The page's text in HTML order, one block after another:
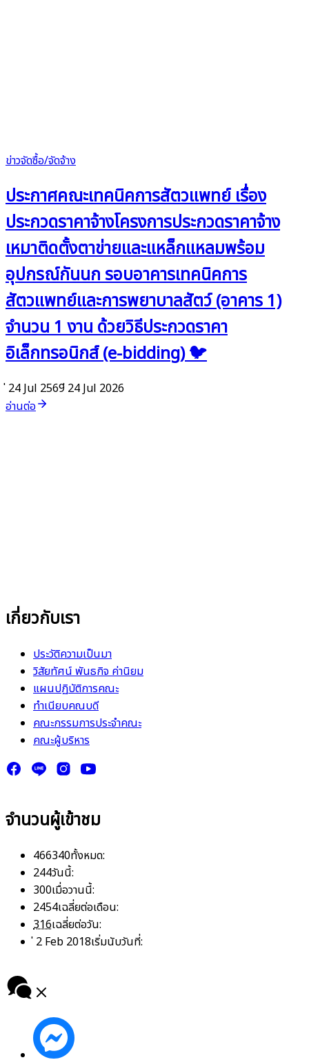
ข่าวจัดซื้อ/จัดจ้าง
ประกาศคณะเทคนิคการสัตวแพทย์ เรื่อง
ประกวดราคาจ้างโครงการประกวดราคาจ้าง
เหมาติดตั้งตาข่ายและแหล็กแหลมพร้อม
อุปกรณ์กันนก รอบอาคารเทคนิคการ
สัตวแพทย์และการพยาบาลสัตว์ (อาคาร 1)
จำนวน 1 งาน ด้วยวิธีประกวดราคา
อิเล็กทรอนิกส์ (e-bidding) 🐦
่ 24 Jul 2569 ่ 24 Jul 2026
อ่านต่อ
เกี่ยวกับเรา
ประวัติความเป็นมา
วิสัยทัศน์ พันธกิจ ค่านิยม
แผนปฏิบัติการคณะ
ทำเนียบคณบดี
คณะกรรมการประจำคณะ
คณะผู้บริหาร
จำนวนผู้เข้าชม
466340ทั้งหมด:
244วันนี้:
300เมื่อวานนี้:
2454เฉลี่ยต่อเดือน:
316เฉลี่ยต่อวัน:
่ 2 Feb 2018เริ่มนับวันที่: